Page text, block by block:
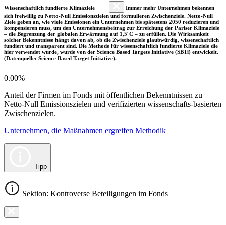
Wissenschaftlich fundierte Klimaziele
Immer mehr Unternehmen bekennen
sich freiwillig zu Netto-Null Emissionszielen und formulieren Zwischenziele. Netto-Null
Ziele geben an, wie viele Emissionen ein Unternehmen bis spätestens 2050 reduzieren und
kompensieren muss, um den Unternehmensbeitrag zur Erreichung der Pariser Klimaziele
– die Begrenzung der globalen Erwärmung auf 1,5°C – zu erfüllen. Die Wirksamkeit
solcher Bekenntnisse hängt davon ab, ob die Zwischenziele glaubwürdig, wissenschaftlich
fundiert und transparent sind. Die Methode für wissenschaftlich fundierte Klimaziele die
hier verwendet wurde, wurde von der Science Based Targets Initiative (SBTi) entwickelt.
(Datenquelle: Science Based Target Initiative).
0.00%
Anteil der Firmen im Fonds mit öffentlichen Bekenntnissen zu
Netto-Null Emissionszielen und verifizierten wissenschafts-basierten
Zwischenzielen.
Unternehmen, die Maßnahmen ergreifen Methodik
Tipp
Sektion: Kontroverse Beteiligungen im Fonds